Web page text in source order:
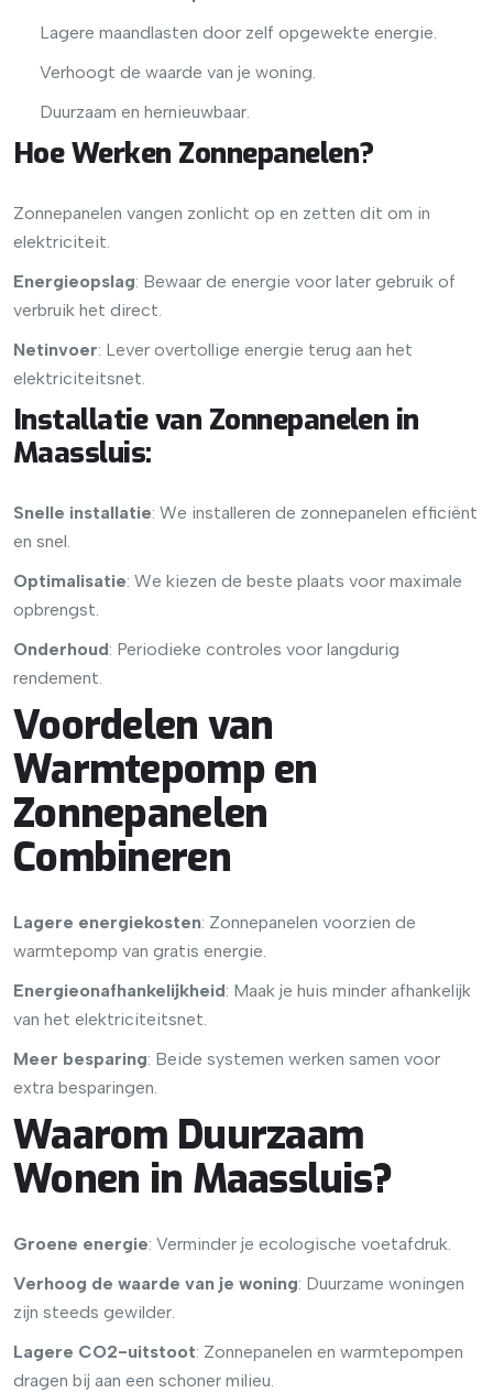
Lagere maandlasten door zelf opgewekte energie.
Verhoogt de waarde van je woning.
Duurzaam en hernieuwbaar.
Hoe Werken Zonnepanelen?
Zonnepanelen vangen zonlicht op en zetten dit om in
elektriciteit.
Energieopslag: Bewaar de energie voor later gebruik of
verbruik het direct.
Netinvoer: Lever overtollige energie terug aan het
elektriciteitsnet.
Installatie van Zonnepanelen in
Maassluis:
Snelle installatie: We installeren de zonnepanelen efficiënt
en snel.
Optimalisatie: We kiezen de beste plaats voor maximale
opbrengst.
Onderhoud: Periodieke controles voor langdurig
rendement.
Voordelen van
Warmtepomp en
Zonnepanelen
Combineren
Lagere energiekosten: Zonnepanelen voorzien de
warmtepomp van gratis energie.
Energieonafhankelijkheid: Maak je huis minder afhankelijk
van het elektriciteitsnet.
Meer besparing: Beide systemen werken samen voor
extra besparingen.
Waarom Duurzaam
Wonen in Maassluis?
Groene energie: Verminder je ecologische voetafdruk.
Verhoog de waarde van je woning: Duurzame woningen
zijn steeds gewilder.
Lagere CO2-uitstoot: Zonnepanelen en warmtepompen
dragen bij aan een schoner milieu.